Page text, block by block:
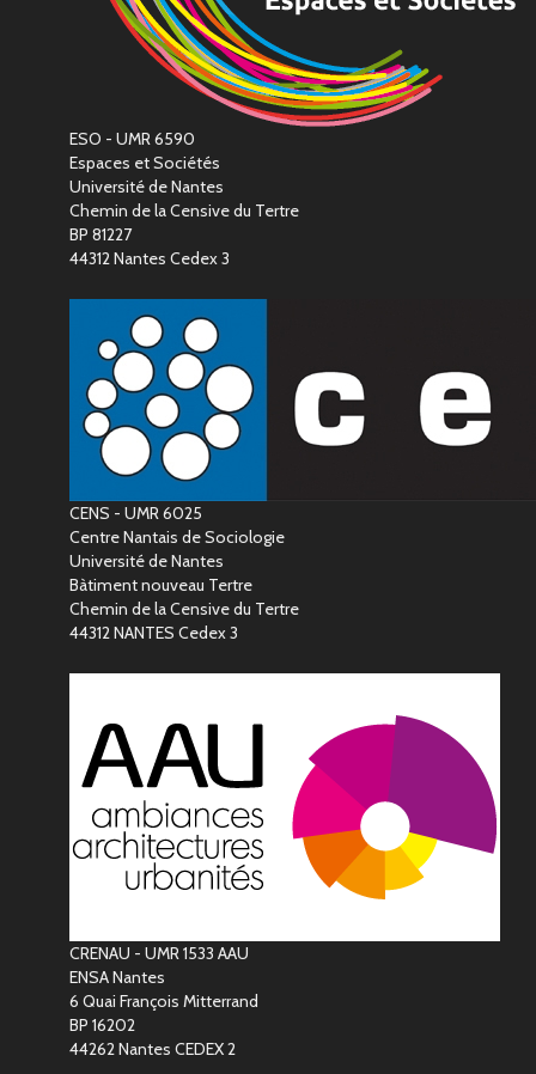
ESO - UMR 6590
Espaces et Sociétés
Université de Nantes
Chemin de la Censive du Tertre
BP 81227
44312 Nantes Cedex 3
CENS - UMR 6025
Centre Nantais de Sociologie
Université de Nantes
Bàtiment nouveau Tertre
Chemin de la Censive du Tertre
44312 NANTES Cedex 3
CRENAU - UMR 1533 AAU
ENSA Nantes
6 Quai François Mitterrand
BP 16202
44262 Nantes CEDEX 2